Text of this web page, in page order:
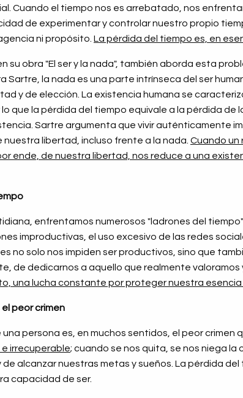
Cuando el tiempo nos es arrebatado, nos
de experimentar y controlar nuestro propio
ni propósito. La pérdida del tiempo es, en
su obra "El ser y la nada", también aborda esta
Sartre, la nada es una parte intrínseca del ser
y de elección. La existencia humana se
que la pérdida del tiempo equivale a la pérdida de
Sartre argumenta que vivir auténticamente
libertad, incluso frente a la nada. Cuando un
ende, de nuestra libertad, nos reduce a una
enfrentamos numerosos "ladrones del
improductivas, el uso excesivo de las redes
no solo nos impiden ser productivos, sino que
de dedicarnos a aquello que realmente valoramos
una lucha constante por proteger nuestra
peor crimen
persona es, en muchos sentidos, el peor crimen
e irrecuperable; cuando se nos quita, se nos niega la
de alcanzar nuestras metas y sueños. La pérdida
capacidad de ser.